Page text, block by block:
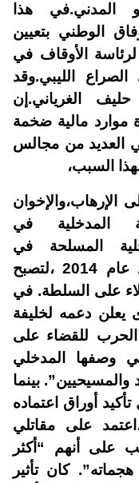
المدني.في هذا
الوطني بتعيين
الأوقاف في
الصراع الليبي.وقد
الغرياني.إن
موارد مالية ضخمة
العديد من مجالس
السبب،
المدخلية في
المسلحة في
المنطقة الشرقية إلى حفتر منذ عام 2014 ،لتصبح
على السلطة. في
يعلن دعمه لخليفة
الحرب للقضاء على
وصفها المدخلي
بينما
أوراق اعتماده
على مقاتلي
على أنهم “أكثر
كان تأثير